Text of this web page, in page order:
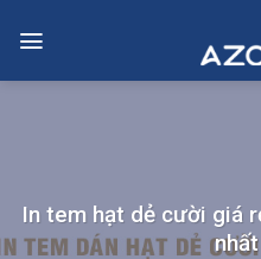
In tem hạt dẻ cười giá